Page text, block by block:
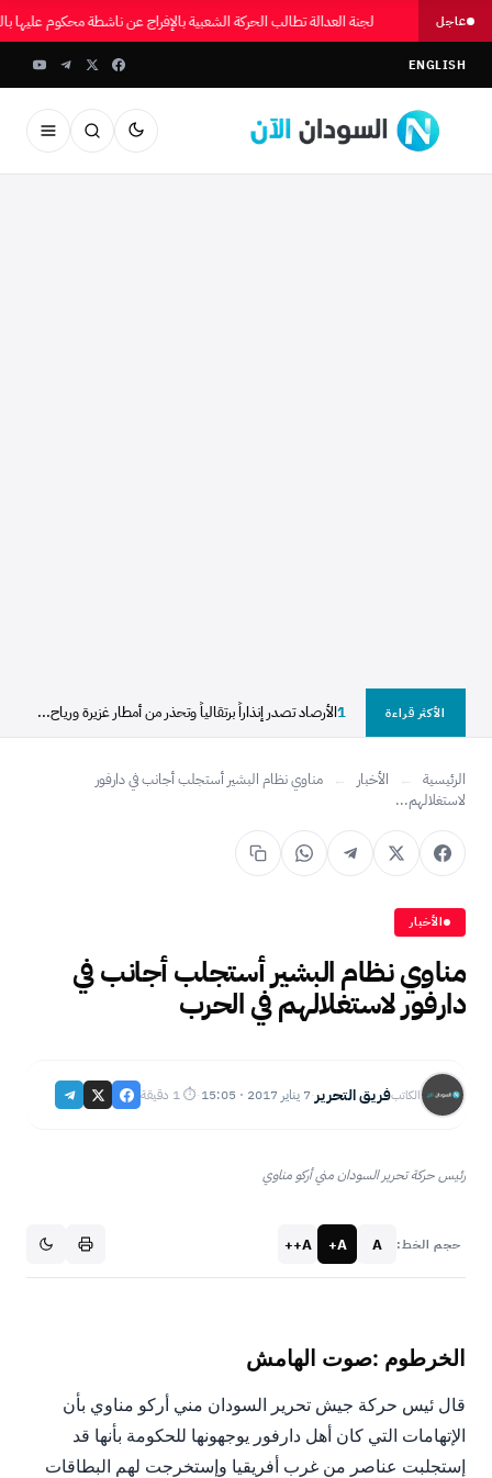
عاجل لجنة العدالة تطالب الحركة الشعبية بالإفراج عن ناشطة محكوم عليها
ENGLISH
الأكثر قراءة 1الأرصاد تصدر إنذاراً برتقالياً وتحذر من أمطار غزيرة ورياح...
الرئيسية ← الأخبار ←
مناوي نظام البشير أستجلب أجانب في دارفور
لاستغلالهم...
الأخبار
مناوي نظام البشير أستجلب أجانب في
دارفور لاستغلالهم في الحرب
الكاتبفريق التحرير·7 يناير 2017 · 15:05 ·⏱ 1 دقيقة
رئيس حركة تحرير السودان مني أركو مناوي
حجم الخط: A
A+
A++
الخرطوم :صوت الهامش
قال ئيس حركة جيش تحرير السودان مني أركو مناوي بأن
الإتهامات التي كان أهل دارفور يوجهونها للحكومة بأنها قد
إستجلبت عناصر من غرب أفريقيا وإستخرجت لهم البطاقات